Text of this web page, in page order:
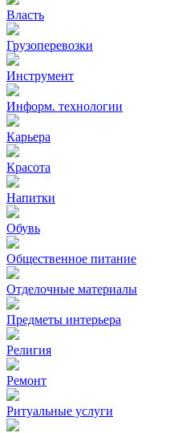
Власть
Грузоперевозки
Инструмент
Информ. технологии
Карьера
Красота
Напитки
Обувь
Общественное питание
Отделочные материалы
Предметы интерьера
Религия
Ремонт
Ритуальные услуги